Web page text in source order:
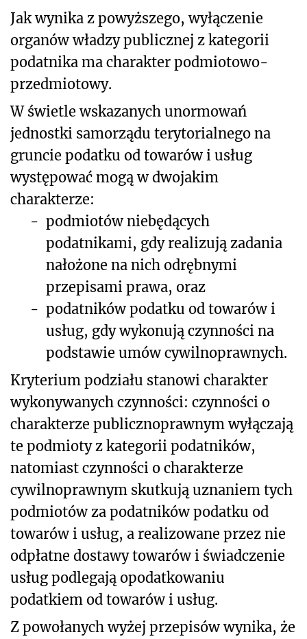
Jak wynika z powyższego, wyłączenie
organów władzy publicznej z kategorii
podatnika ma charakter podmiotowo-
przedmiotowy.
W świetle wskazanych unormowań
jednostki samorządu terytorialnego na
gruncie podatku od towarów i usług
występować mogą w dwojakim
charakterze:
- podmiotów niebędących
podatnikami, gdy realizują zadania
nałożone na nich odrębnymi
przepisami prawa, oraz
- podatników podatku od towarów i
usług, gdy wykonują czynności na
podstawie umów cywilnoprawnych.
Kryterium podziału stanowi charakter
wykonywanych czynności: czynności o
charakterze publicznoprawnym wyłączają
te podmioty z kategorii podatników,
natomiast czynności o charakterze
cywilnoprawnym skutkują uznaniem tych
podmiotów za podatników podatku od
towarów i usług, a realizowane przez nie
odpłatne dostawy towarów i świadczenie
usług podlegają opodatkowaniu
podatkiem od towarów i usług.
Z powołanych wyżej przepisów wynika, że